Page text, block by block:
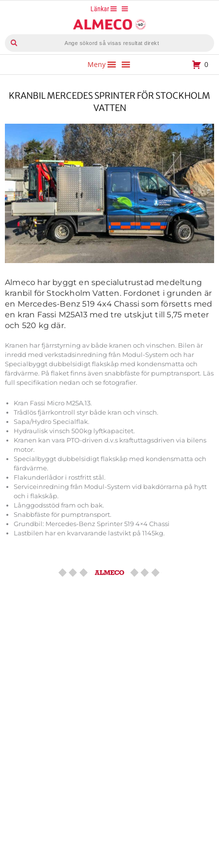
Länkar
Meny 0
KRANBIL MERCEDES SPRINTER FÖR STOCKHOLM
VATTEN
Almeco har byggt en specialutrustad medeltung
kranbil för Stockholm Vatten. Fordonet i grunden är
en Mercedes-Benz 519 4x4 Chassi som försetts med
en kran Fassi M25A13 med tre utskjut till 5,75 meter
och 520 kg där.
Kranen har fjärrstyrning av både kranen och vinschen. Bilen är
inredd med verkstadsinredning från Modul-System och har
Specialbyggt dubbelsidigt flakskåp med kondensmatta och
färdvärme. På flaket finns även snabbfäste för pumptransport. Läs
full specifikation nedan och se fotografier.
Kran Fassi Micro M25A.13.
Trådlös fjärrkontroll styr både kran och vinsch.
Sapa/Hydro Specialflak.
Hydraulisk vinsch 500kg lyftkapacitet.
Kranen kan vara PTO-driven d.v.s kraftuttagsdriven via bilens
motor.
Specialbyggt dubbelsidigt flakskåp med kondensmatta och
färdvärme.
Flakunderlådor i rostfritt stål.
Serviceinredning från Modul-System vid bakdörrarna på hytt
och i flakskåp.
Långgodsstöd fram och bak.
Snabbfäste för pumptransport.
Grundbil: Mercedes-Benz Sprinter 519 4×4 Chassi
Lastbilen har en kvarvarande lastvikt på 1145kg.